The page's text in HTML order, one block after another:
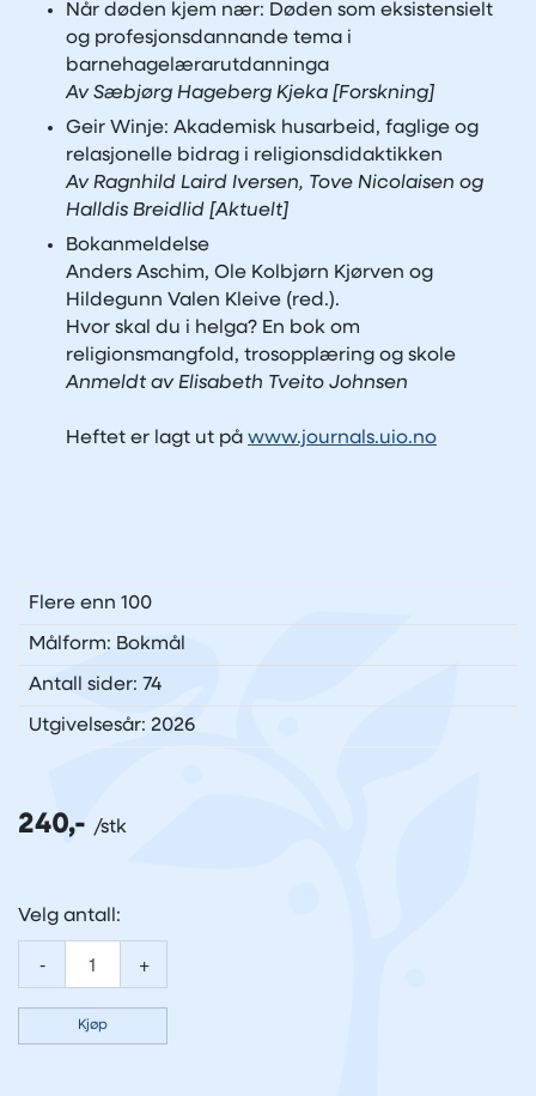
Når døden kjem nær: Døden som eksistensielt
og profesjonsdannande tema i
barnehagelærarutdanninga
Av Sæbjørg Hageberg Kjeka [Forskning]
Geir Winje: Akademisk husarbeid, faglige og
relasjonelle bidrag i religionsdidaktikken
Av Ragnhild Laird Iversen, Tove Nicolaisen og
Halldis Breidlid [Aktuelt]
Bokanmeldelse
Anders Aschim, Ole Kolbjørn Kjørven og
Hildegunn Valen Kleive (red.).
Hvor skal du i helga? En bok om
religionsmangfold, trosopplæring og skole
Anmeldt av Elisabeth Tveito Johnsen
Heftet er lagt ut på www.journals.uio.no
Flere enn 100
Målform: Bokmål
Antall sider: 74
Utgivelsesår: 2026
240,-
Velg antall:
- +
Kjøp